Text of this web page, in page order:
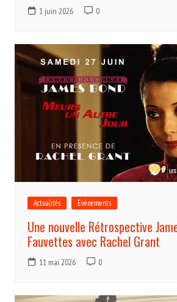
1 juin 2026 0
Actualités Evénements
Une nouvelle Rétrospective
Fauvettes avec Rachel Grant
11 mai 2026 0